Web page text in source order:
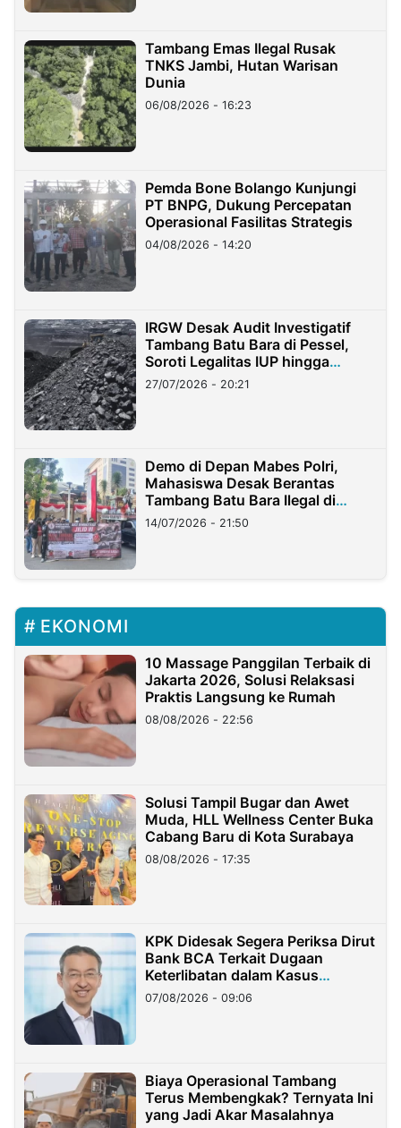
Tambang Emas Ilegal Rusak
TNKS Jambi, Hutan Warisan
Dunia
06/08/2026 - 16:23
Pemda Bone Bolango Kunjungi
PT BNPG, Dukung Percepatan
Operasional Fasilitas Strategis
04/08/2026 - 14:20
IRGW Desak Audit Investigatif
Tambang Batu Bara di Pessel,
Soroti Legalitas IUP hingga
Stockpile
27/07/2026 - 20:21
Demo di Depan Mabes Polri,
Mahasiswa Desak Berantas
Tambang Batu Bara Ilegal di
Lampung
14/07/2026 - 21:50
EKONOMI
10 Massage Panggilan Terbaik di
Jakarta 2026, Solusi Relaksasi
Praktis Langsung ke Rumah
08/08/2026 - 22:56
Solusi Tampil Bugar dan Awet
Muda, HLL Wellness Center Buka
Cabang Baru di Kota Surabaya
08/08/2026 - 17:35
KPK Didesak Segera Periksa Dirut
Bank BCA Terkait Dugaan
Keterlibatan dalam Kasus
Hilangnya Dana Nasabah Rp2,58
Miliar
07/08/2026 - 09:06
Biaya Operasional Tambang
Terus Membengkak? Ternyata Ini
yang Jadi Akar Masalahnya